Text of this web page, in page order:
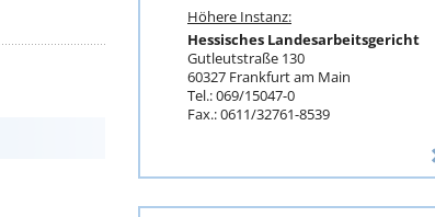
Höhere Instanz:
Hessisches Landesarbeitsgericht
Gutleutstraße 130
60327 Frankfurt am Main
Tel.: 069/15047-0
Fax.: 0611/32761-8539